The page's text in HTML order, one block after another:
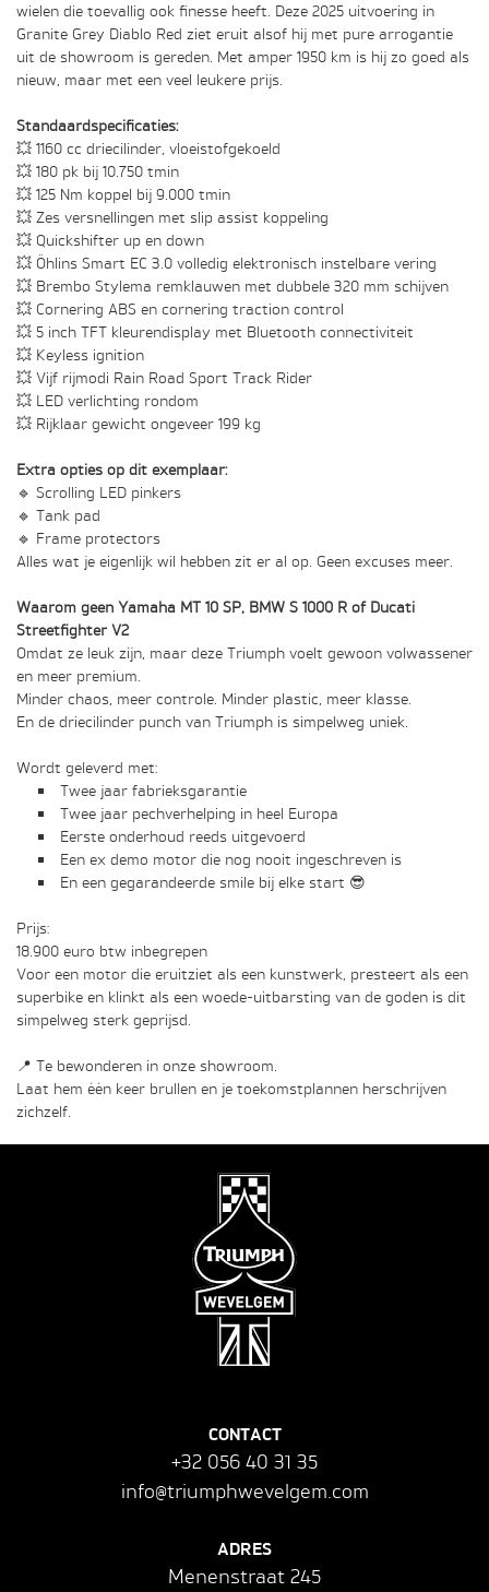
wielen die toevallig ook finesse heeft. Deze 2025 uitvoering in
Granite Grey Diablo Red ziet eruit alsof hij met pure arrogantie
uit de showroom is gereden. Met amper 1950 km is hij zo goed als
nieuw, maar met een veel leukere prijs.
Standaardspecificaties:
💥 1160 cc driecilinder, vloeistofgekoeld
💥 180 pk bij 10.750 tmin
💥 125 Nm koppel bij 9.000 tmin
💥 Zes versnellingen met slip assist koppeling
💥 Quickshifter up en down
💥 Öhlins Smart EC 3.0 volledig elektronisch instelbare vering
💥 Brembo Stylema remklauwen met dubbele 320 mm schijven
💥 Cornering ABS en cornering traction control
💥 5 inch TFT kleurendisplay met Bluetooth connectiviteit
💥 Keyless ignition
💥 Vijf rijmodi Rain Road Sport Track Rider
💥 LED verlichting rondom
💥 Rijklaar gewicht ongeveer 199 kg
Extra opties op dit exemplaar:
🔹 Scrolling LED pinkers
🔹 Tank pad
🔹 Frame protectors
Alles wat je eigenlijk wil hebben zit er al op. Geen excuses meer.
Waarom geen Yamaha MT 10 SP, BMW S 1000 R of Ducati
Streetfighter V2
Omdat ze leuk zijn, maar deze Triumph voelt gewoon volwassener
en meer premium.
Minder chaos, meer controle. Minder plastic, meer klasse.
En de driecilinder punch van Triumph is simpelweg uniek.
Wordt geleverd met:
Twee jaar fabrieksgarantie
Twee jaar pechverhelping in heel Europa
Eerste onderhoud reeds uitgevoerd
Een ex demo motor die nog nooit ingeschreven is
En een gegarandeerde smile bij elke start 😎
Prijs:
18.900 euro btw inbegrepen
Voor een motor die eruitziet als een kunstwerk, presteert als een
superbike en klinkt als een woede-uitbarsting van de goden is dit
simpelweg sterk geprijsd.
📍 Te bewonderen in onze showroom.
Laat hem één keer brullen en je toekomstplannen herschrijven
zichzelf.
CONTACT
+32 056 40 31 35
info@triumphwevelgem.com
ADRES
Menenstraat 245